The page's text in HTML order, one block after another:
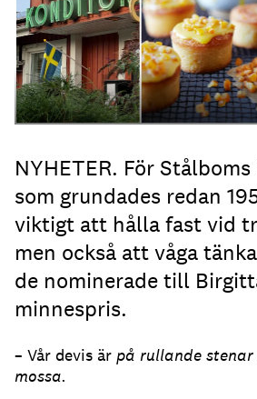
NYHETER. För
som grundades redan
viktigt att hålla fast vid
men också att våga
de nominerade till
minnespris.
– Vår devis är på rullande stenar
mossa.